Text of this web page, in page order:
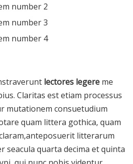
number 2
number 3
number 4
lectores legere me
Claritas est etiam processus
mutationem consuetudium
quam littera gothica, quam
litterarum
seacula quarta decima et quinta